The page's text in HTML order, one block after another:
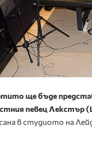
ще бъде
певец Лекстър
в студиото на